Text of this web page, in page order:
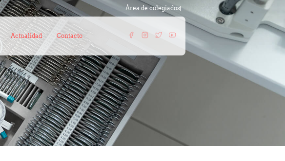
Área de colegiados
Actualidad Contacto